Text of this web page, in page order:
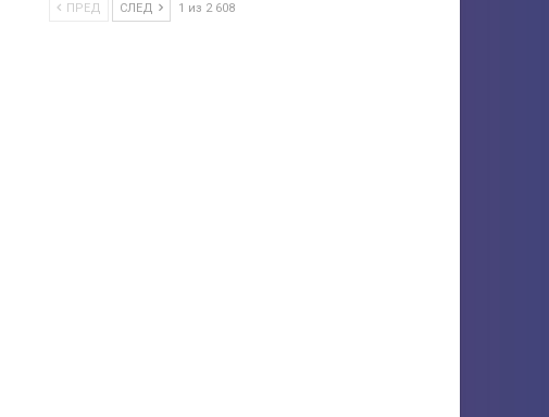
ПРЕД СЛЕД 1 из 2 608